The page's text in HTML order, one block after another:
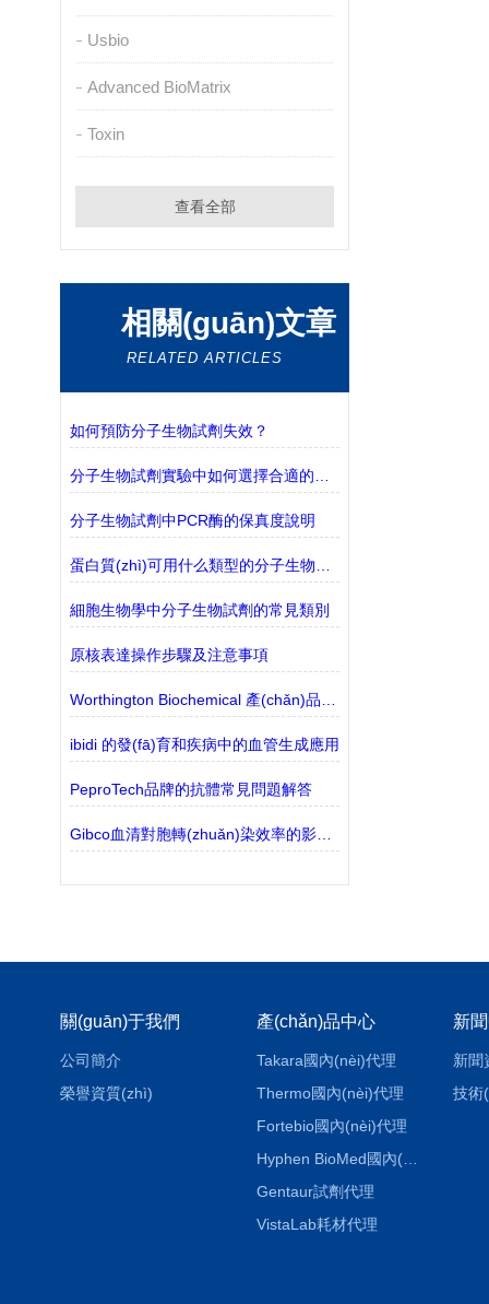
Usbio
Advanced BioMatrix
Toxin
查看全部
相關(guān)文章
RELATED ARTICLES
如何預防分子生物試劑失效？
分子生物試劑中PCR酶的保真度說明
細胞生物學中分子生物試劑的常見類別
原核表達操作步驟及注意事項
ibidi 的發(fā)育和疾病中的血管生成應用
PeproTech品牌的抗體常見問題解答
Gibco血清對胞轉(zhuǎn)染效率的影響解讀
關(guān)于我們
公司簡介
榮譽資質(zhì)
產(chǎn)品中心
Takara國內(nèi)代理
Thermo國內(nèi)代理
Fortebio國內(nèi)代理
Hyphen BioMed國內(nèi)代理
Gentaur試劑代理
VistaLab耗材代理
新
新聞
技術